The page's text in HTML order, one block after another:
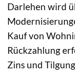
Darlehen wird
Kauf von
Rückzahlung
Zins und